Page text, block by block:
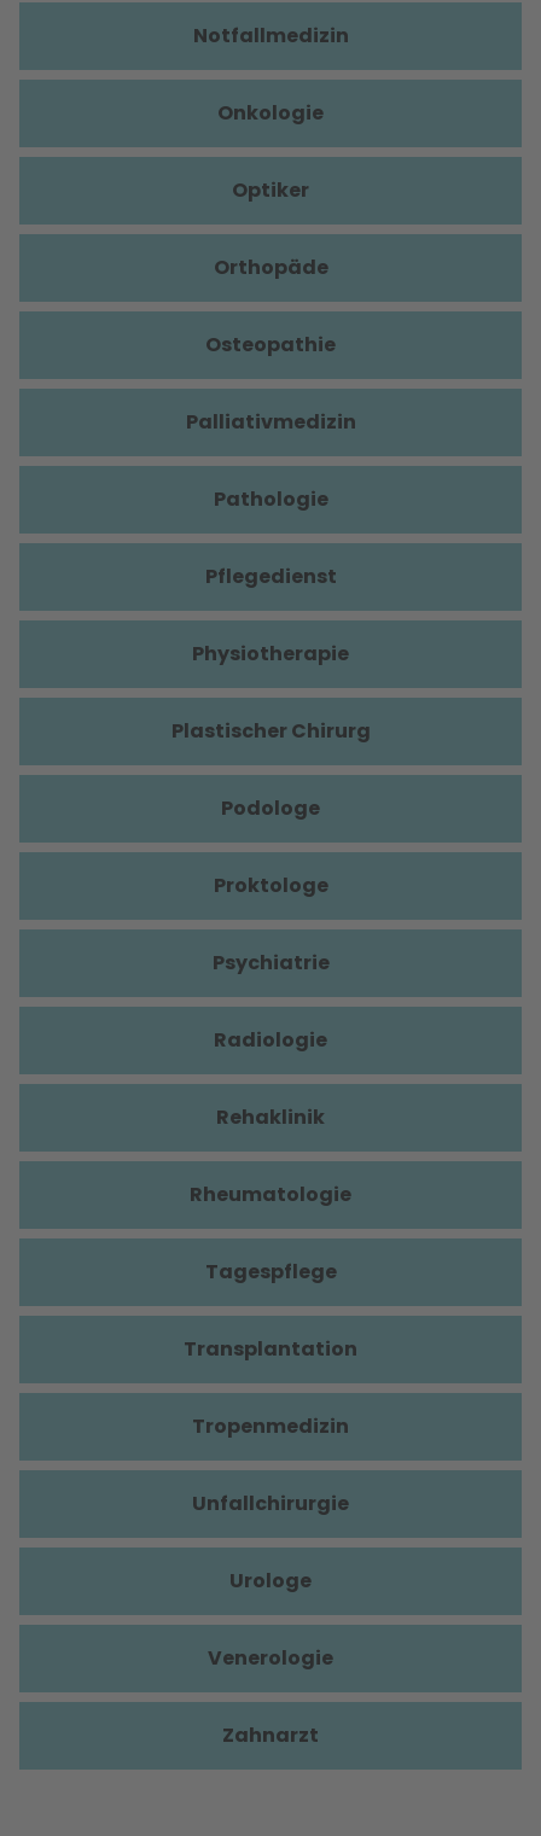
Notfallmedizin
Onkologie
Optiker
Orthopäde
Osteopathie
Palliativmedizin
Pathologie
Pflegedienst
Physiotherapie
Plastischer Chirurg
Podologe
Proktologe
Psychiatrie
Radiologie
Rehaklinik
Rheumatologie
Tagespflege
Transplantation
Tropenmedizin
Unfallchirurgie
Urologe
Venerologie
Zahnarzt